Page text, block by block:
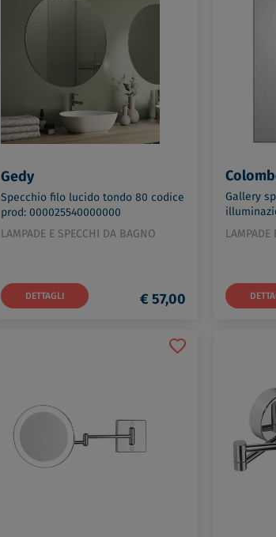
Gedy
Specchio filo lucido tondo 80 codice
prod: 000025540000000
LAMPADE E SPECCHI DA BAGNO
DETTAGLI € 57,00
Gallery
B20150
LAMPADE